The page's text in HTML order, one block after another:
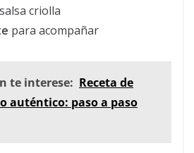
criolla
para acompañar
te interese: Receta de
auténtico: paso a paso